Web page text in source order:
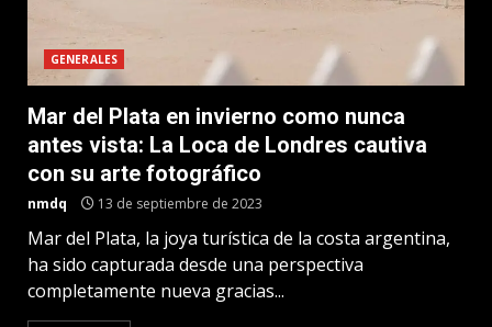
GENERALES
Mar del Plata en invierno como nunca
antes vista: La Loca de Londres cautiva
con su arte fotográfico
nmdq 13 de septiembre de 2023
Mar del Plata, la joya turística de la costa argentina,
ha sido capturada desde una perspectiva
completamente nueva gracias...